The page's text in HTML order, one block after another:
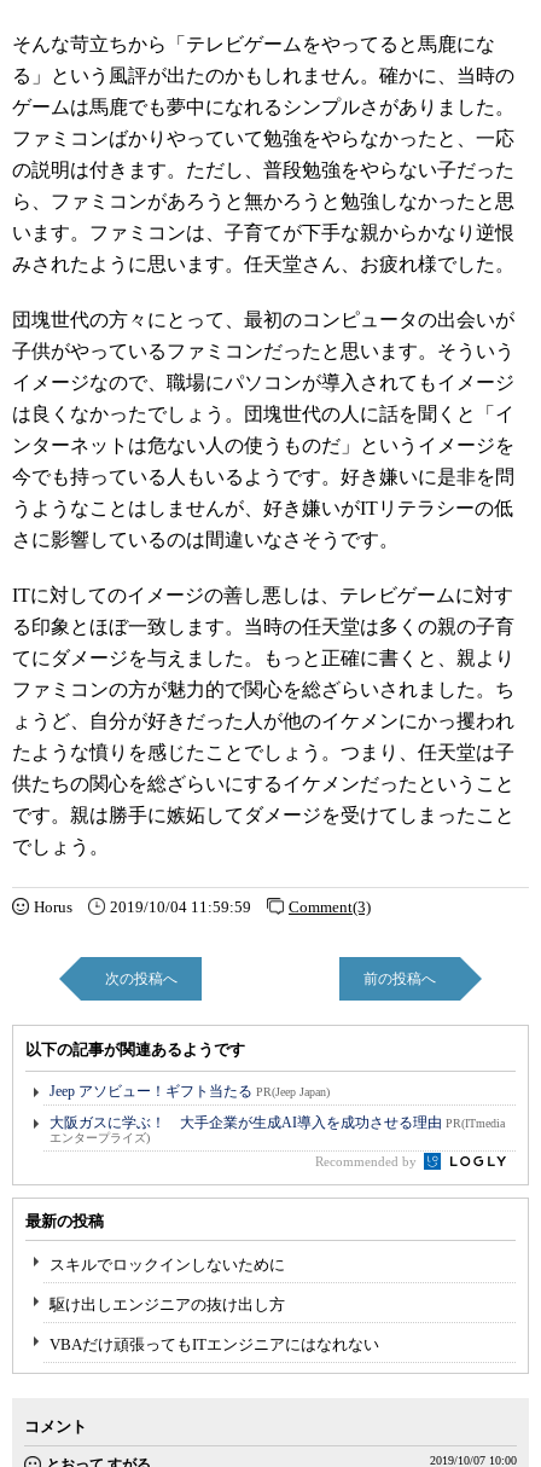
そんな苛立ちから「テレビゲームをやってると馬鹿にな
る」という風評が出たのかもしれません。確かに、当時の
ゲームは馬鹿でも夢中になれるシンプルさがありました。
ファミコンばかりやっていて勉強をやらなかったと、一応
の説明は付きます。ただし、普段勉強をやらない子だった
ら、ファミコンがあろうと無かろうと勉強しなかったと思
います。ファミコンは、子育てが下手な親からかなり逆恨
みされたように思います。任天堂さん、お疲れ様でした。
団塊世代の方々にとって、最初のコンピュータの出会いが
子供がやっているファミコンだったと思います。そういう
イメージなので、職場にパソコンが導入されてもイメージ
は良くなかったでしょう。団塊世代の人に話を聞くと「イ
ンターネットは危ない人の使うものだ」というイメージを
今でも持っている人もいるようです。好き嫌いに是非を問
うようなことはしませんが、好き嫌いがITリテラシーの低
さに影響しているのは間違いなさそうです。
ITに対してのイメージの善し悪しは、テレビゲームに対す
る印象とほぼ一致します。当時の任天堂は多くの親の子育
てにダメージを与えました。もっと正確に書くと、親より
ファミコンの方が魅力的で関心を総ざらいされました。ち
ょうど、自分が好きだった人が他のイケメンにかっ攫われ
たような憤りを感じたことでしょう。つまり、任天堂は子
供たちの関心を総ざらいにするイケメンだったということ
です。親は勝手に嫉妬してダメージを受けてしまったこと
でしょう。
Horus 2019/10/04 11:59:59 Comment(3)
次の投稿へ 前の投稿へ
以下の記事が関連あるようです
Jeep アソビュー！ギフト当たる PR(Jeep Japan)
大阪ガスに学ぶ！ 大手企業が生成AI導入を成功させる理由 PR(ITmedia
エンタープライズ)
Recommended by
最新の投稿
スキルでロックインしないために
駆け出しエンジニアの抜け出し方
VBAだけ頑張ってもITエンジニアにはなれない
コメント
2019/10/07 10:00